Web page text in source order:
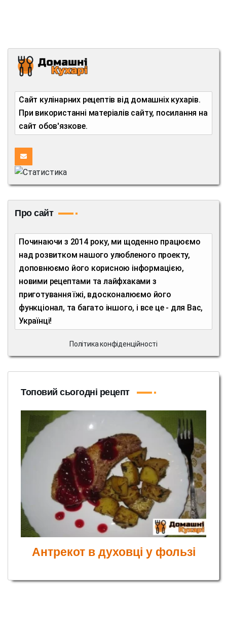
Сайт кулінарних рецептів від домашніх кухарів.
При використанні матеріалів сайту, посилання на
сайт обов'язкове.
Про сайт
Починаючи з 2014 року, ми щоденно працюємо
над розвитком нашого улюбленого проекту,
доповнюємо його корисною інформацією,
новими рецептами та лайфхаками з
приготування їжі, вдосконалюємо його
функціонал, та багато іншого, і все це - для Вас,
Українці!
Політика конфіденційності
Топовий сьогодні рецепт
Антрекот в духовці у фользі